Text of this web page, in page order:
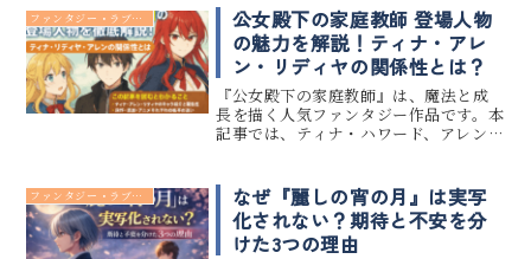
の衝撃を体験しましたか？ 私は読み終
えた後、しばらく夜空を...
ファンタジー・ラブコメ
公女殿下の家庭教師 登場人物
の魅力を解説！ティナ・アレ
ン・リディヤの関係性とは？
『公女殿下の家庭教師』は、魔法と成
長を描く人気ファンタジー作品です。本
記事では、ティナ・ハワード、アレン、
係性にフォーカスします。漫画や小説、
アニメを通じて描かれる師弟関係...
ファンタジー・ラブコメ
なぜ『麗しの宵の月』は実写
化されない？期待と不安を分
けた3つの理由